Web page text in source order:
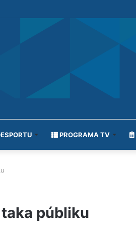
PROGRAMA TV
taka públiku